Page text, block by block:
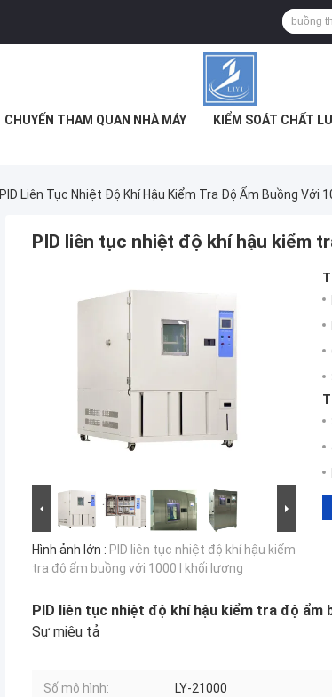
CHUYẾN THAM QUAN NHÀ MÁY KIỂM SOÁT CHẤT
PID Liên Tục Nhiệt Độ Khí Hậu Kiểm Tra Độ Ẩm Buồng Với
PID liên tục nhiệt độ khí hậu kiểm
Hình ảnh lớn : PID liên tục nhiệt độ khí hậu kiểm
tra độ ẩm buồng với 1000 l khối lượng
PID liên tục nhiệt độ khí hậu kiểm tra độ ẩm
Sự miêu tả
Số mô hình: LY-21000